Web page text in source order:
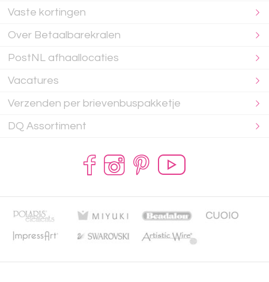
Vaste kortingen
Over Betaalbarekralen
PostNL afhaallocaties
Vacatures
Verzenden per brievenbuspakketje
DQ Assortiment